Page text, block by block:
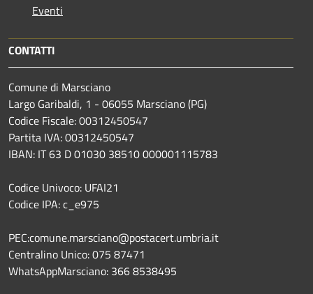
Eventi
CONTATTI
Comune di Marsciano
Largo Garibaldi, 1 - 06055 Marsciano (PG)
Codice Fiscale: 00312450547
Partita IVA: 00312450547
IBAN: IT 63 D 01030 38510 000001115783
Codice Univoco: UFAI21
Codice IPA: c_e975
PEC:comune.marsciano@postacert.umbria.it
Centralino Unico: 075 87471
WhatsAppMarsciano: 366 8538495